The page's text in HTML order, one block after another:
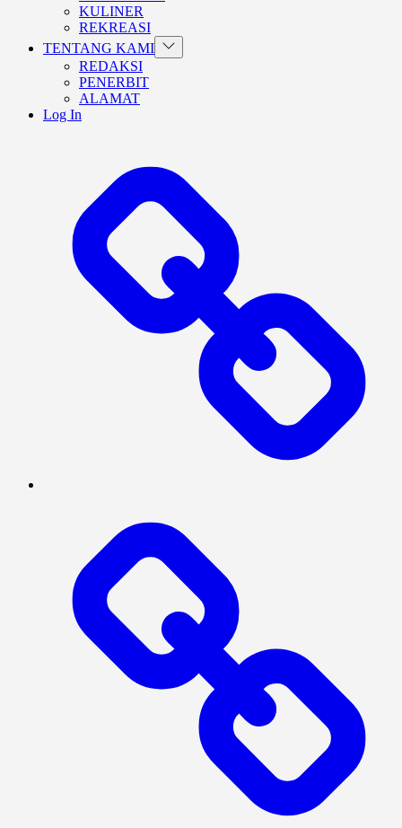
KULINER
REKREASI
TENTANG KAMI Show
sub
REDAKSI
PENERBIT
ALAMAT
Log In